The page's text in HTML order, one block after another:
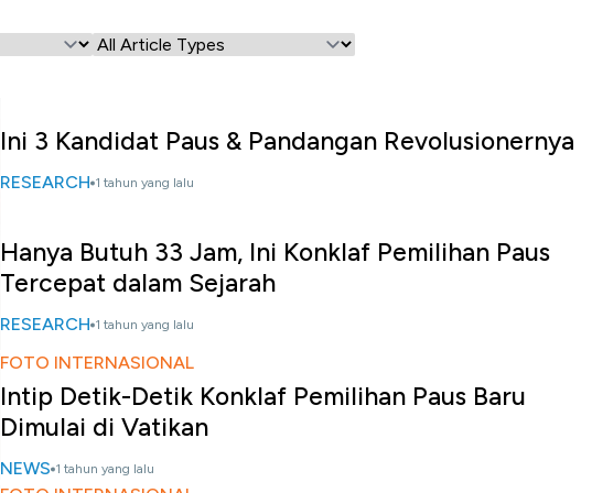
Ini 3 Kandidat Paus & Pandangan Revolusionernya
RESEARCH 1 tahun yang lalu
Hanya Butuh 33 Jam, Ini Konklaf Pemilihan Paus
Tercepat dalam Sejarah
RESEARCH 1 tahun yang lalu
FOTO INTERNASIONAL
Intip Detik-Detik Konklaf Pemilihan Paus Baru
Dimulai di Vatikan
NEWS 1 tahun yang lalu